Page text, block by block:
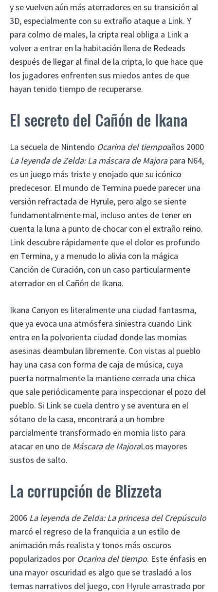
y se vuelven aún más aterradores en su transición al
3D, especialmente con su extraño ataque a Link. Y
para colmo de males, la cripta real obliga a Link a
volver a entrar en la habitación llena de Redeads
después de llegar al final de la cripta, lo que hace que
los jugadores enfrenten sus miedos antes de que
hayan tenido tiempo de recuperarse.
El secreto del Cañón de Ikana
La secuela de Nintendo Ocarina del tiempoaños 2000
La leyenda de Zelda: La máscara de Majorapara N64,
es un juego más triste y enojado que su icónico
predecesor. El mundo de Termina puede parecer una
versión refractada de Hyrule, pero algo se siente
fundamentalmente mal, incluso antes de tener en
cuenta la luna a punto de chocar con el extraño reino.
Link descubre rápidamente que el dolor es profundo
en Termina, y a menudo lo alivia con la mágica
Canción de Curación, con un caso particularmente
aterrador en el Cañón de Ikana.
Ikana Canyon es literalmente una ciudad fantasma,
que ya evoca una atmósfera siniestra cuando Link
entra en la polvorienta ciudad donde las momias
asesinas deambulan libremente. Con vistas al pueblo
hay una casa con forma de caja de música, cuya
puerta normalmente la mantiene cerrada una chica
que sale periódicamente para inspeccionar el pozo del
pueblo. Si Link se cuela dentro y se aventura en el
sótano de la casa, encontrará a un hombre
parcialmente transformado en momia listo para
atacar en uno de Máscara de MajoraLos mayores
sustos de salto.
La corrupción de Blizzeta
2006 La leyenda de Zelda: La princesa del Crepúsculo
marcó el regreso de la franquicia a un estilo de
animación más realista y tonos más oscuros
popularizados por Ocarina del tiempo. Este énfasis en
una mayor oscuridad es algo que se trasladó a los
temas narrativos del juego, con Hyrule arrastrado por